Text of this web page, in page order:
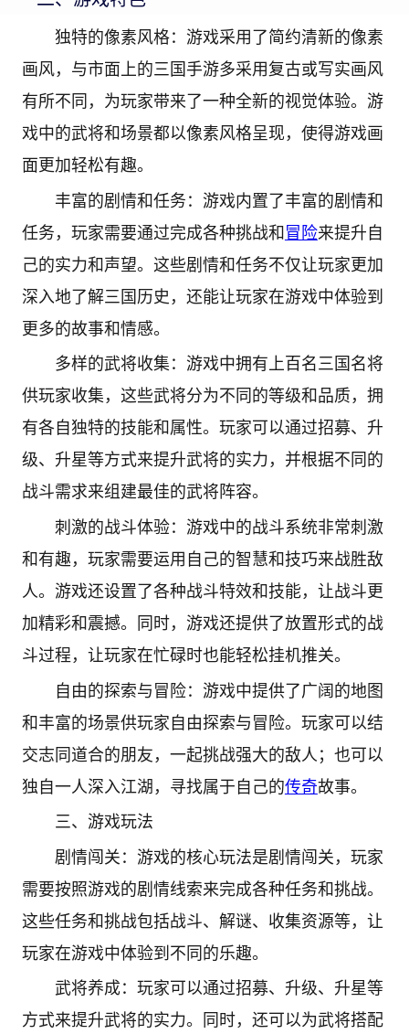
独特的像素风格：游戏采用了简约清新的像素
画风，与市面上的三国手游多采用复古或写实画风
有所不同，为玩家带来了一种全新的视觉体验。游
戏中的武将和场景都以像素风格呈现，使得游戏画
面更加轻松有趣。
丰富的剧情和任务：游戏内置了丰富的剧情和
任务，玩家需要通过完成各种挑战和 冒险来提升自
己的实力和声望。这些剧情和任务不仅让玩家更加
深入地了解三国历史，还能让玩家在游戏中体验到
更多的故事和情感。
多样的武将收集：游戏中拥有上百名三国名将
供玩家收集，这些武将分为不同的等级和品质，拥
有各自独特的技能和属性。玩家可以通过招募、升
级、升星等方式来提升武将的实力，并根据不同的
战斗需求来组建最佳的武将阵容。
刺激的战斗体验：游戏中的战斗系统非常刺激
和有趣，玩家需要运用自己的智慧和技巧来战胜敌
人。游戏还设置了各种战斗特效和技能，让战斗更
加精彩和震撼。同时，游戏还提供了放置形式的战
斗过程，让玩家在忙碌时也能轻松挂机推关。
自由的探索与冒险：游戏中提供了广阔的地图
和丰富的场景供玩家自由探索与冒险。玩家可以结
交志同道合的朋友，一起挑战强大的敌人；也可以
独自一人深入江湖，寻找属于自己的传奇故事。
三、游戏玩法
剧情闯关：游戏的核心玩法是剧情闯关，玩家
需要按照游戏的剧情线索来完成各种任务和挑战。
这些任务和挑战包括战斗、解谜、收集资源等，让
玩家在游戏中体验到不同的乐趣。
武将养成：玩家可以通过招募、升级、升星等
方式来提升武将的实力。同时，还可以为武将搭配